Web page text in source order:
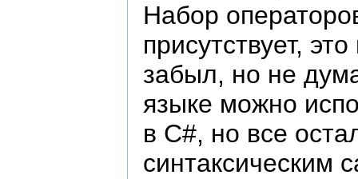
Набор
присутствует,
забыл, но не
языке можно
в C#, но все
синтаксическим